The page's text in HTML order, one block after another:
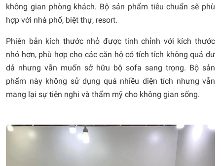
không gian phòng khách. Bộ sản phẩm tiêu chuẩn sẽ phù
hợp với nhà phố, biệt thự, resort.
Phiên bản kích thước nhỏ được tinh chỉnh với kích thước
nhỏ hơn, phù hợp cho các căn hộ có tích tích không quá dư
dả nhưng vẫn muốn sở hữu bộ sofa sang trọng. Bộ sản
phẩm này không sử dụng quá nhiều diện tích nhưng vẫn
mang lại sự tiện nghi và thẩm mỹ cho không gian sống.